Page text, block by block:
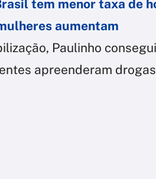
tem menor taxa de
aumentam
Paulinho
apreenderam